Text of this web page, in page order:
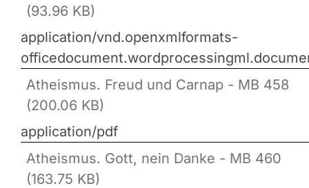
(93.96 KB)
application/vnd.openxmlformats-
Atheismus. Freud und Carnap - MB 458
(200.06 KB)
application/pdf
Atheismus. Gott, nein Danke - MB 460
(163.75 KB)